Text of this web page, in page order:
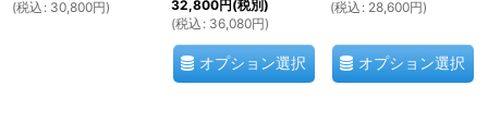
(税込 : 30,800円) 32,800円(税別)
(税込 : 36,080円)
オプション選択
(税込 : 28,600円)
オプション選択